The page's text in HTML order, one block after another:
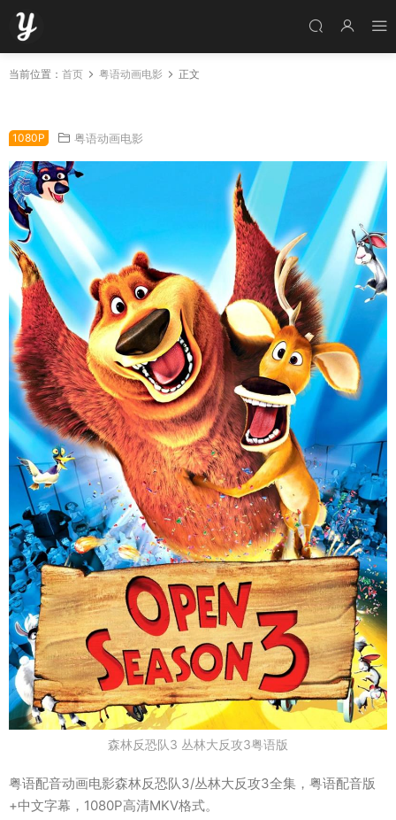
当前位置： 首页 粤语动画电影 正文
1080P 粤语动画电影
森林反恐队3 丛林大反攻3粤语版
粤语配音动画电影森林反恐队3/丛林大反攻3全集，粤语配音版
+中文字幕，1080P高清MKV格式。